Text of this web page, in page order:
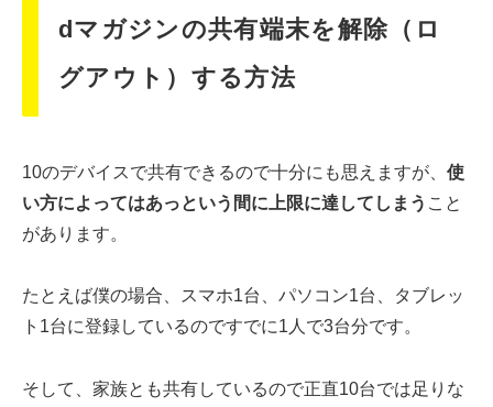
dマガジンの共有端末を解除（ロ
グアウト）する方法
10のデバイスで共有できるので十分にも思えますが、 使
い方によってはあっという間に上限に達してしまう こと
があります。
たとえば僕の場合、スマホ1台、パソコン1台、タブレッ
ト1台に登録しているのですでに1人で3台分です。
そして、家族とも共有しているので正直10台では足りな